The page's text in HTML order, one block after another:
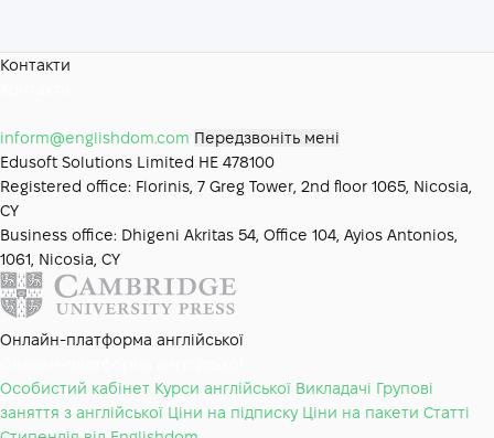
Контакти
inform@englishdom.com Передзвоніть мені
Edusoft Solutions Limited HE 478100
Registered office: Florinis, 7 Greg Tower, 2nd floor 1065, Nicosia,
CY
Business office: Dhigeni Akritas 54, Office 104, Ayios Antonios,
1061, Nicosia, CY
Онлайн-платформа англійської
Особистий кабінет Курси англійської Викладачі Групові
заняття з англійської Ціни на підписку Ціни на пакети Статті